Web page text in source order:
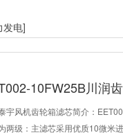
发电]
10FW25B川润
宇风机齿轮箱滤芯简介：
两级：主滤芯采用优质10微米